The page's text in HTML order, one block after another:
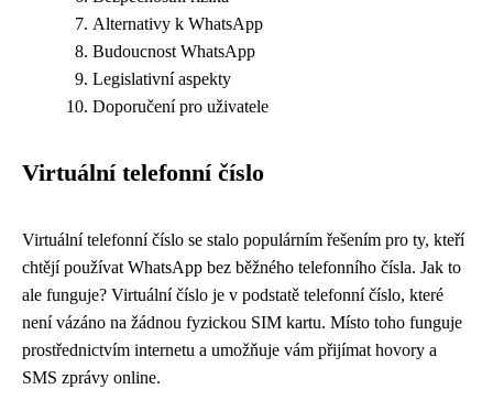
Alternativy k WhatsApp
Budoucnost WhatsApp
Legislativní aspekty
Doporučení pro uživatele
Virtuální telefonní číslo
Virtuální telefonní číslo se stalo populárním řešením pro ty, kteří
chtějí používat WhatsApp bez běžného telefonního čísla. Jak to
ale funguje? Virtuální číslo je v podstatě telefonní číslo, které
není vázáno na žádnou fyzickou SIM kartu. Místo toho funguje
prostřednictvím internetu a umožňuje vám přijímat hovory a
SMS zprávy online.